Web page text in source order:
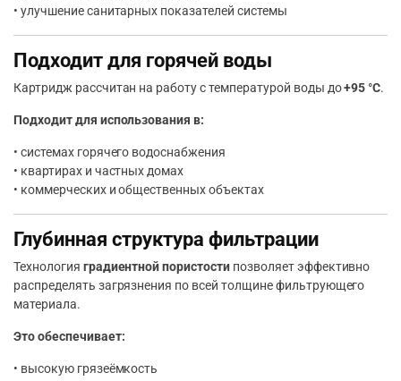
• улучшение санитарных показателей системы
Подходит для горячей воды
Картридж рассчитан на работу с температурой воды до+95 °C.
Подходит для использования в:
• системах горячего водоснабжения
• квартирах и частных домах
• коммерческих и общественных объектах
Глубинная структура фильтрации
Технология градиентной пористости позволяет эффективно
распределять загрязнения по всей толщине фильтрующего
материала.
Это обеспечивает:
• высокую грязеёмкость